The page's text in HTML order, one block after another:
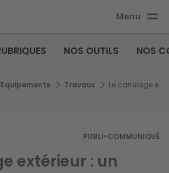
Menu
NOS OUTILS NOS
Travaux Le carrelage extérieur : un atout pour la valorisation d’un bien immobilier
PUBLI-COMMUNIQUÉ
extérieur : un